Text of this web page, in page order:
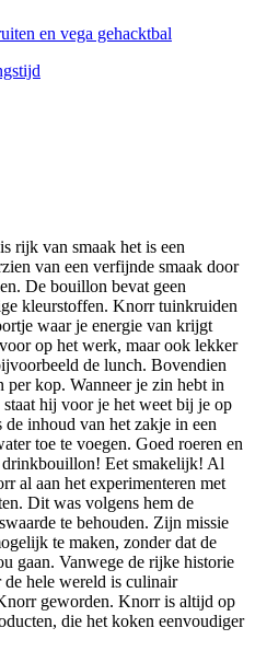
en vega gehacktbal
rijk van smaak het is een
van een verfijnde smaak door
De bouillon bevat geen
kleurstoffen. Knorr tuinkruiden
waar je energie van krijgt
op het werk, maar ook lekker
de lunch. Bovendien
per kop. Wanneer je zin hebt in
hij voor je het weet bij je op
inhoud van het zakje in een
toe te voegen. Goed roeren en
Eet smakelijk! Al
al aan het experimenteren met
Dit was volgens hem de
te behouden. Zijn missie
te maken, zonder dat de
gaan. Vanwege de rijke historie
hele wereld is culinair
geworden. Knorr is altijd op
die het koken eenvoudiger